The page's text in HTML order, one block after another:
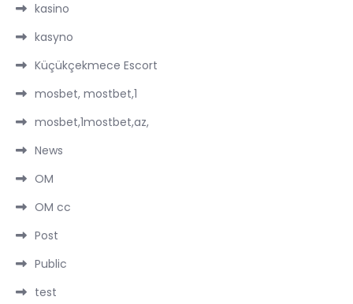
kasino
kasyno
Küçükçekmece Escort
mosbet, mostbet,1
mosbet,1mostbet,az,
News
OM
OM cc
Post
Public
test